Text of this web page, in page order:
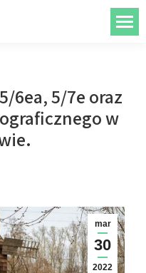
6ea, 5/7e oraz
w
mar
30
2022